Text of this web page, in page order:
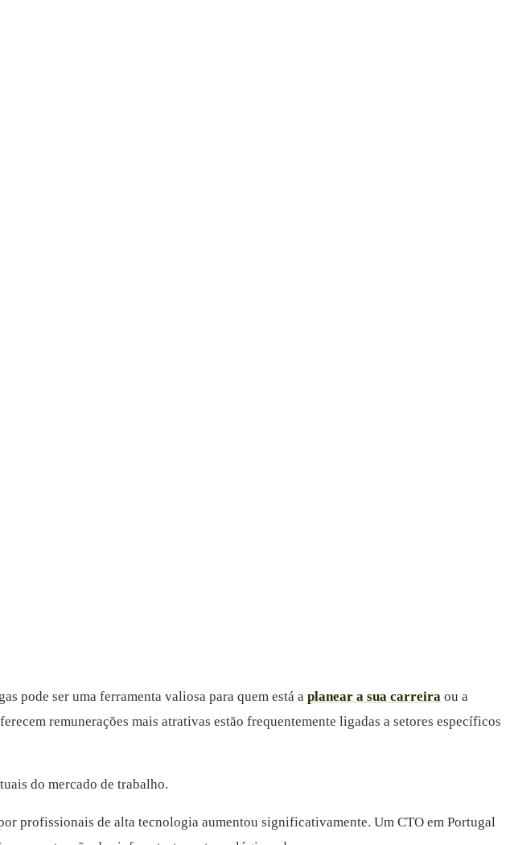
pode ser uma ferramenta valiosa para quem está a planear a sua carreira ou a
remunerações mais atrativas estão frequentemente ligadas a setores específicos
do mercado de trabalho.
profissionais de alta tecnologia aumentou significativamente. Um CTO em Portugal